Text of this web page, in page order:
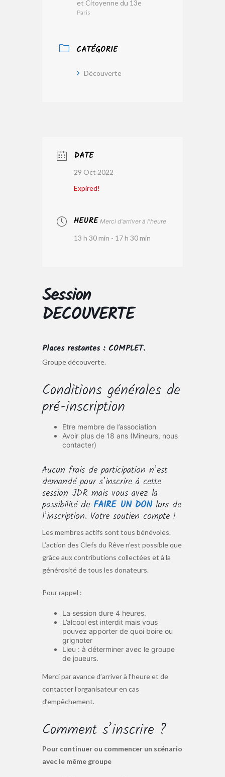
et Citoyenne du 13e
Paris
CATÉGORIE
Découverte
DATE
29 Oct 2022
Expired!
HEURE Merci d'arriver à l'heure
13 h 30 min - 17 h 30 min
Session
DECOUVERTE
Places restantes : COMPLET.
Groupe découverte.
Conditions générales de
pré-inscription
Etre membre de l’association
Avoir plus de 18 ans (Mineurs, nous
contacter)
Aucun frais de participation n’est
demandé pour s’inscrire à cette
session JDR mais vous avez la
possibilité de FAIRE UN DON lors de
l’inscription. Votre soutien compte !
Les membres actifs sont tous bénévoles.
L’action des Clefs du Rêve n’est possible que
grâce aux contributions collectées et à la
générosité de tous les donateurs.
Pour rappel :
La session dure 4 heures.
L’alcool est interdit mais vous
pouvez apporter de quoi boire ou
grignoter
Lieu : à déterminer avec le groupe
de joueurs.
Merci par avance d’arriver à l’heure et de
contacter l’organisateur en cas
d’empêchement.
Comment s’inscrire ?
Pour continuer ou commencer un scénario
avec le même groupe